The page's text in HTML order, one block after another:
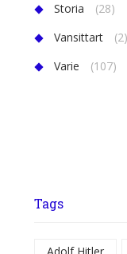
Storia
(28)
Vansittart
(2)
Varie
(107)
Tags